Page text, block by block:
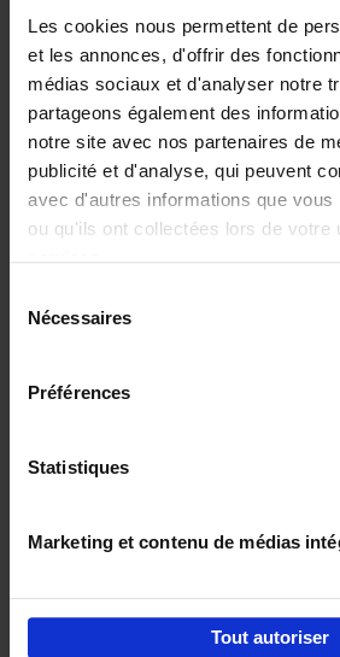
Les cookies nous permettent de
et les annonces, d'offrir des
médias sociaux et d'analyser notre
partageons également des
notre site avec nos partenaires de
publicité et d'analyse, qui peuvent
avec d'autres informations que vous
ou qu'ils ont collectées lors de votre
Nécessaires
Préférences
Statistiques
Marketing et contenu de médias
Tout autoriser
Building
Business
Jochen Roef
Couverture souple
€29,99
Digital
completely